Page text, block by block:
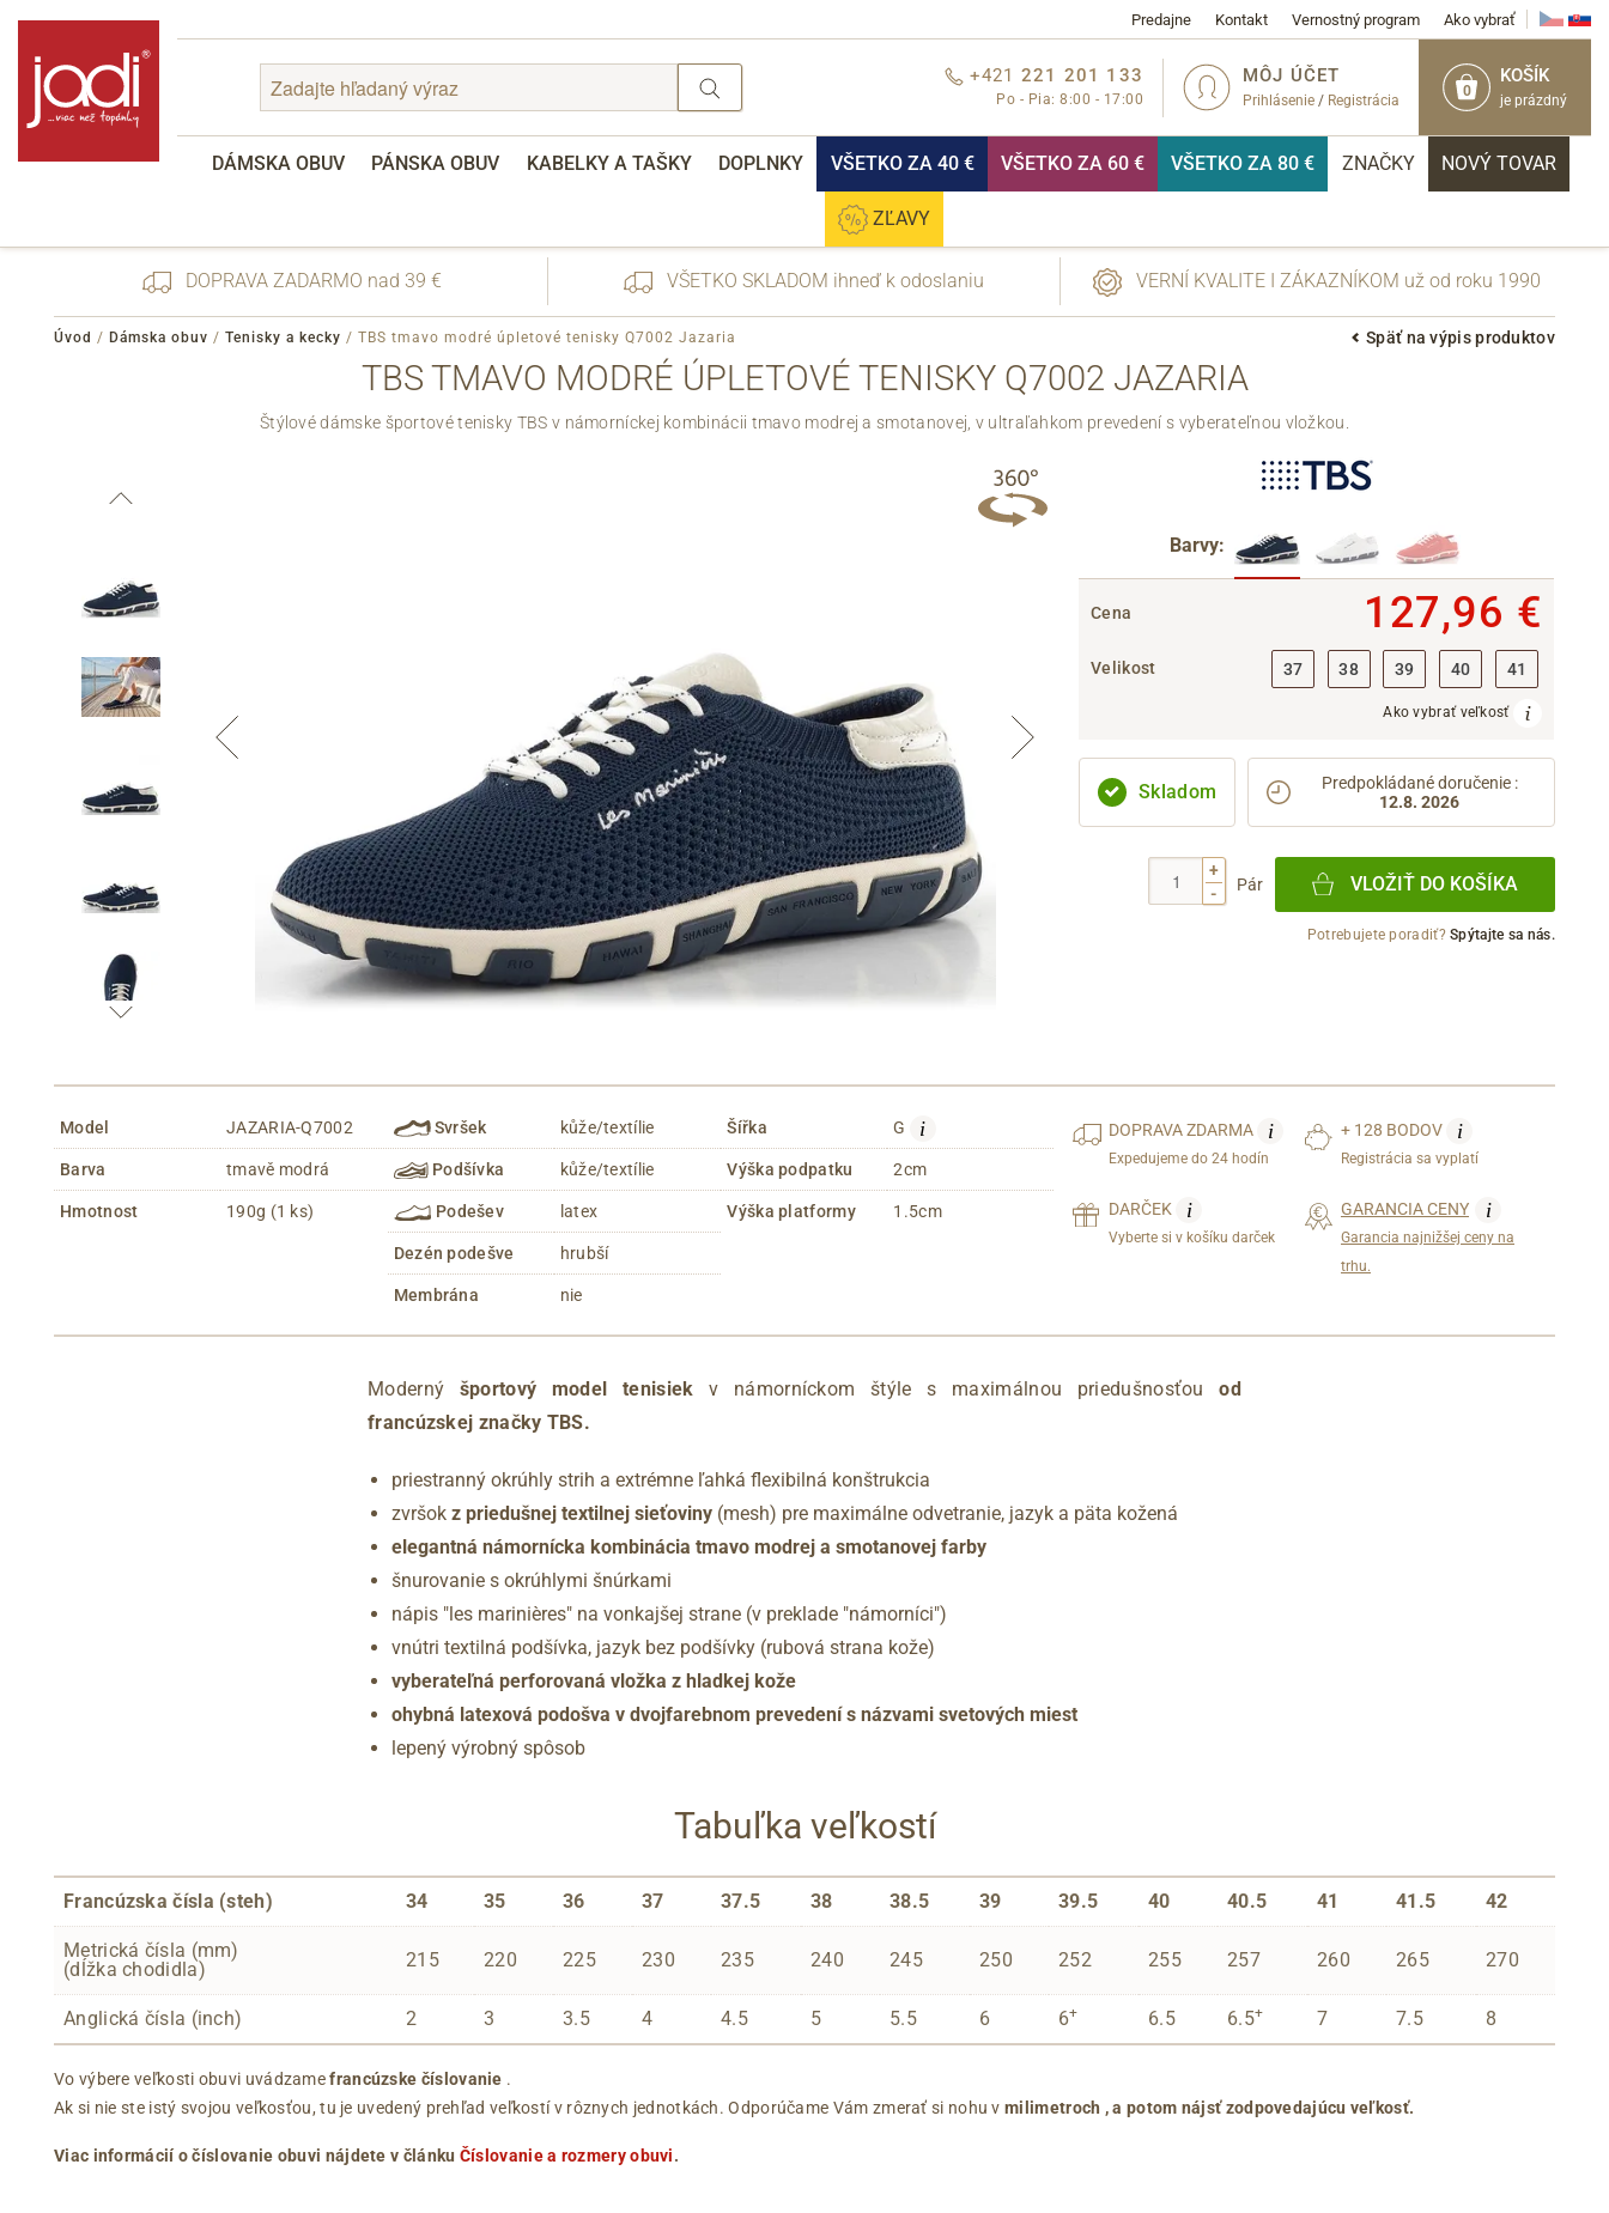
Predajne Kontakt Vernostný program Ako vybrať
0
KOŠÍK
je prázdný
MÔJ ÚČET
Prihlásenie / Registrácia
+421 221 201 133
Po - Pia: 8:00 - 17:00
DÁMSKA OBUV PÁNSKA OBUV KABELKY A TAŠKY DOPLNKY VŠETKO ZA 40 € VŠETKO ZA 60 € VŠETKO ZA 80 € ZNAČKY NOVÝ TOVAR
ZĽAVY
Registrácia
DOPRAVA ZADARMO nad 39 € VŠETKO SKLADOM ihneď k odoslaniu VERNÍ KVALITE I ZÁKAZNÍKOM už od roku 1990
Späť na výpis produktov
Úvod / Dámska obuv / Tenisky a kecky / TBS tmavo modré úpletové tenisky Q7002 Jazaria
TBS TMAVO MODRÉ ÚPLETOVÉ TENISKY Q7002 JAZARIA
Štýlové dámske športové tenisky TBS v námorníckej kombinácii tmavo modrej a smotanovej, v ultraľahkom prevedení s vyberateľnou vložkou.
Barvy:
Cena 127,96 €
Velikost 37 38 39 40 41
Ako vybrať veľkosť
Skladom Predpokládané doručenie :
12.8. 2026
+
-
Pár VLOŽIŤ DO KOŠÍKA
Potrebujete poradiť?Spýtajte sa nás.
Model JAZARIA-Q7002
Barva tmavě modrá
Hmotnost 190g (1 ks)
Svršek kůže/textílie
Podšívka kůže/textílie
Podešev latex
Dezén podešve hrubší
Membrána nie
Šířka G i
Výška podpatku 2cm
Výška platformy 1.5cm
DOPRAVAZDARMA i
Expedujeme do 24 hodín
+ 128 BODOV i
Registrácia sa vyplatí
DARČEK i
Vyberte si v košíku darček
GARANCIA CENY i
Garancia najnižšej ceny na
trhu.
Moderný športový model tenisiek v námorníckom štýle s maximálnou priedušnosťou od
francúzskej značky TBS.
priestranný okrúhly strih a extrémne ľahká flexibilná konštrukcia
zvršok z priedušnej textilnej sieťoviny (mesh) pre maximálne odvetranie, jazyk a päta kožená
elegantná námornícka kombinácia tmavo modrej a smotanovej farby
šnurovanie s okrúhlymi šnúrkami
nápis "les marinières" na vonkajšej strane (v preklade "námorníci")
vnútri textilná podšívka, jazyk bez podšívky (rubová strana kože)
vyberateľná perforovaná vložka z hladkej kože
ohybná latexová podošva v dvojfarebnom prevedení s názvami svetových miest
lepený výrobný spôsob
Tabuľka veľkostí
Francúzska čísla (steh) 34 35 36 37 37.5 38 38.5 39 39.5 40 40.5 41 41.5 42
Metrická čísla (mm)
(dĺžka chodidla)
215 220 225 230 235 240 245 250 252 255 257 260 265 270
Anglická čísla (inch) 2 3 3.5 4 4.5 5 5.5 6 6+ 6.5 6.5+ 7 7.5 8
Vo výbere veľkosti obuvi uvádzamefrancúzske číslovanie .
Ak si nie ste istý svojou veľkosťou, tu je uvedený prehľad veľkostí v rôznych jednotkách. Odporúčame Vám zmerať si nohu vmilimetroch , a potom nájsť zodpovedajúcu veľkosť.
Viac informácií o číslovanie obuvi nájdete v článku Číslovanie a rozmery obuvi.